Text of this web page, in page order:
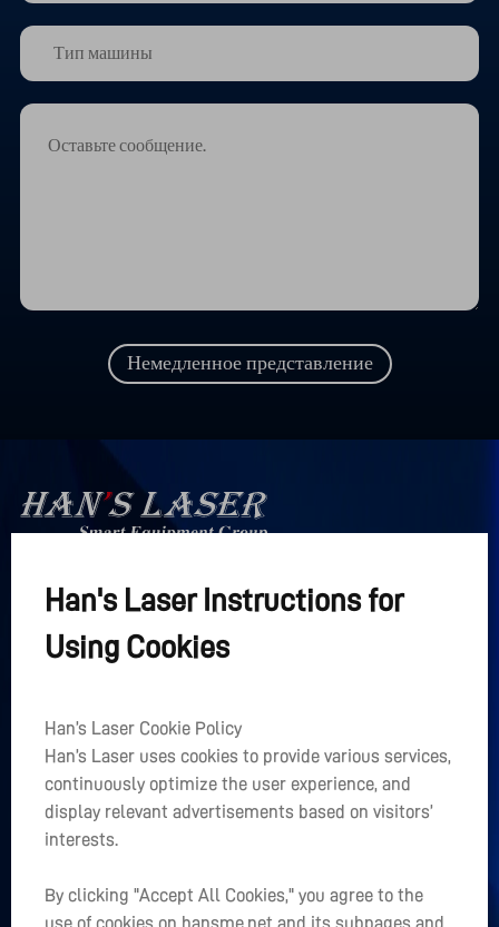
Немедленное представление
Han's Laser
оборудования
Главная +
О Нас
Han's Laser Instructions for
Using Cookies
Han’s Laser Cookie Policy
Han’s Laser uses cookies to provide various services,
continuously optimize the user experience, and
display relevant advertisements based on visitors’
interests.
By clicking "Accept All Cookies," you agree to the
use of cookies on hansme.net and its subpages and